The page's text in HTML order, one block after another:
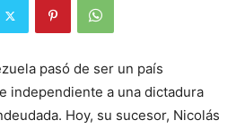
pasó de ser un país
independiente a una dictadura
Hoy, su sucesor, Nicolás